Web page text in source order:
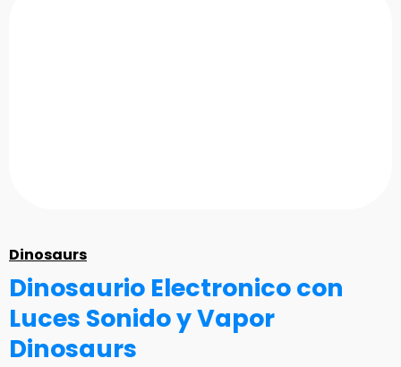
Dinosaurs
Dinosaurio Electronico con
Luces Sonido y Vapor
Dinosaurs